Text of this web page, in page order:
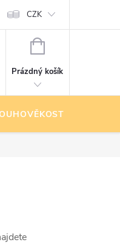
CZK
NÁKUPNÍ
Prázdný košík